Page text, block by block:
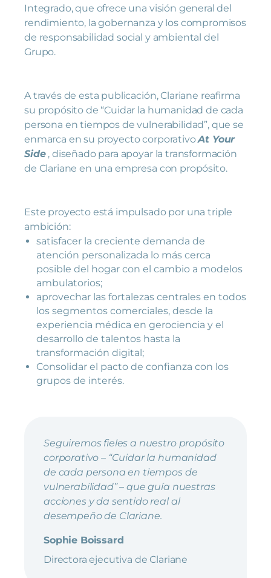
Integrado, que ofrece una visión general del
rendimiento, la gobernanza y los compromisos
de responsabilidad social y ambiental del
Grupo.
A través de esta publicación, Clariane reafirma
su propósito de “Cuidar la humanidad de cada
persona en tiempos de vulnerabilidad”, que se
enmarca en su proyecto corporativoAt Your
Side, diseñado para apoyar la transformación
de Clariane en una empresa con propósito.
Este proyecto está impulsado por una triple
ambición:
satisfacer la creciente demanda de
atención personalizada lo más cerca
posible del hogar con el cambio a modelos
ambulatorios;
aprovechar las fortalezas centrales en todos
los segmentos comerciales, desde la
experiencia médica en gerociencia y el
desarrollo de talentos hasta la
transformación digital;
Consolidar el pacto de confianza con los
grupos de interés.
Seguiremos fieles a nuestro propósito
corporativo – “Cuidar la humanidad
de cada persona en tiempos de
vulnerabilidad” – que guía nuestras
acciones y da sentido real al
desempeño de Clariane.
Sophie Boissard
Directora ejecutiva de Clariane